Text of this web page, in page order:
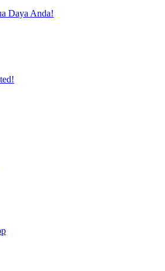
Daya Anda!